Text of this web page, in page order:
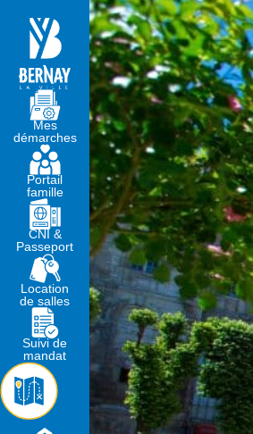
MA
Mes
démarches
Portail
famille
CNI &
Passeport
Location
de salles
Suivi de
mandat